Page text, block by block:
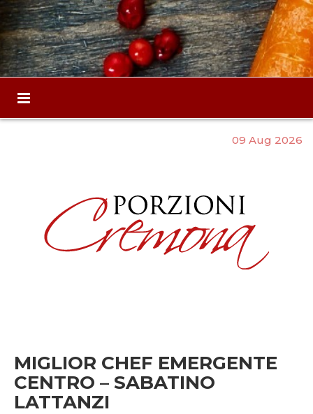
09 Aug 2026
MIGLIOR CHEF EMERGENTE
CENTRO – SABATINO
LATTANZI